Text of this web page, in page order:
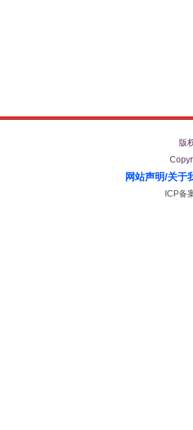
版
网站声明/关于
ICP备